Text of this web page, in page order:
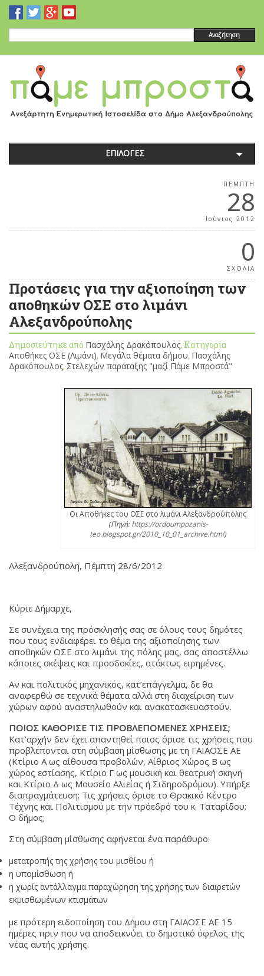
Αναζήτηση
ΕΠΙΛΟΓΕΣ
ΠΈΜΠΤΗ
28
Ιούνιος 2012
0
ΣΧΟΛΙΑ
Προτάσεις για την αξιοποίηση των
αποθηκών ΟΣΕ στο λιμάνι
Αλεξανδρούπολης
Δημοσιεύτηκε από Πασχάλης Δρακόπουλος, Κατηγορία
Αποθήκες ΟΣΕ (Λιμάνι), Μεγάλα θέματα δήμου, Πασχάλης
Δρακόπουλος, Στελεχών παράταξης "μαζί Πάμε Μπροστά"
Οι Αποθήκες του ΟΣΕ στο λιμάνι Αλεξανδρούπολης
(Πηγή:https://ordoumpozanis-
teo.blogspot.gr/2010_10_01_archive.html)
Αλεξανδρούπολη, Πέμπτη 28/6/2012
Κύριε Δήμαρχε,
Σε συνέχεια της πρόσκλησής σας σε όλους τους δημότες
που τους ενδιαφέρει το θέμα της αξιοποίησης των
αποθηκών ΟΣΕ στο λιμάνι της πόλης μας, σας αποστέλλω
κάποιες σκέψεις και προσδοκίες, ατάκτως ειρημένες.
Αν και πολιτικός μηχανικός, κατ’επάγγελμα, δε θα
αναφερθώ σε τεχνικά θέματα αλλά στη διαχείριση των
χώρων αφού αναστηλωθούν και ανακατασκευαστούν.
ΠΟΙΟΣ ΚΑΘΟΡΙΣΕ ΤΙΣ ΠΡΟΒΛΕΠΟΜΕΝΕΣ ΧΡΗΣΕΙΣ;
Κατ’αρχήν δεν έχει απαντηθεί ποιος όρισε τις χρήσεις που
προβλέπονται στη σύμβαση μίσθωσης με τη ΓΑΙΑΟΣΕ ΑΕ
(Κτίριο Α ως αίθουσα προβολών, Αίθριος Χώρος Β ως
χώρος εστίασης, Κτίριο Γ ως μουσική και θεατρική σκηνή
και Κτίριο Δ ως Μουσείο Αλιείας ή Σιδηροδρόμου). Υπήρξε
διαπραγμάτευση; Τις χρήσεις όρισε το Θρακικό Κέντρο
Τέχνης και Πολιτισμού με την πρόεδρό του κ. Ταταρίδου;
Ο δήμος;
Στη σύμβαση μίσθωσης αφήνεται ένα παράθυρο:
μετατροπής της χρήσης του μισθίου ή
η υπομίσθωση ή
η χωρίς αντάλλαγμα παραχώρηση της χρήσης των διαιρετών
εκμισθωμένων κτισμάτων
με πρότερη ειδοποίηση του Δήμου στη ΓΑΙΑΟΣΕ ΑΕ 15
ημέρες πριν που να αποδεικνύει το δημοτικό όφελος της
νέας αυτής χρήσης.